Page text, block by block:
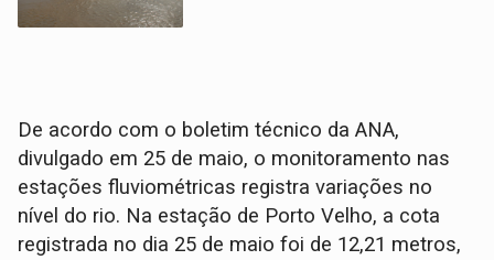
De acordo com o boletim técnico da ANA,
divulgado em 25 de maio, o monitoramento nas
estações fluviométricas registra variações no
nível do rio. Na estação de Porto Velho, a cota
registrada no dia 25 de maio foi de 12,21 metros,